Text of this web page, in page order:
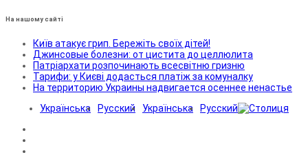
На нашому сайті
Київ атакує грип. Бережіть своїх дітей!
Джинсовые болезни: от цистита до целлюлита
Патріархати розпочинають всесвітню гризню
Тарифи: у Києві додасться платіж за комуналку
На территорию Украины надвигается осеннее ненастье
Українська
Русский Українська Русский